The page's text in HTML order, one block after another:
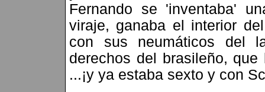
Fernando se 'inventaba'
viraje, ganaba el interior
con sus neumáticos del
derechos del brasileño,
...¡y ya estaba sexto y con